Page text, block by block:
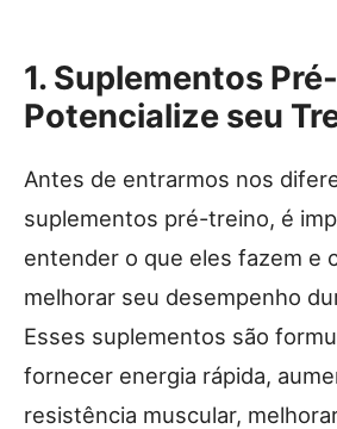
1. Suplementos
Potencialize seu
Antes de entrarmos nos
suplementos pré-treino, é
entender o que eles fazem e
melhorar seu desempenho
Esses suplementos são
fornecer energia rápida,
resistência muscular,